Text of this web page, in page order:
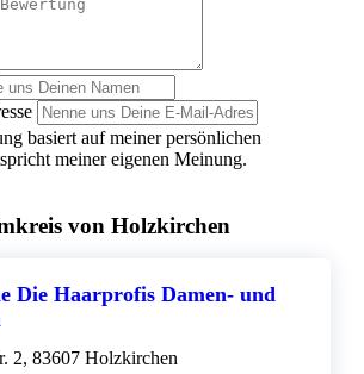
basiert auf meiner persönlichen
meiner eigenen Meinung.
von Holzkirchen
Die Haarprofis Damen- und
2, 83607 Holzkirchen